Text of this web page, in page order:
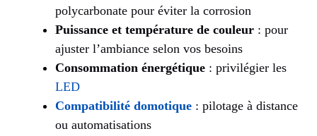
polycarbonate pour éviter la corrosion
Puissance et température de couleur : pour
ajuster l’ambiance selon vos besoins
Consommation énergétique : privilégier les
LED
Compatibilité domotique : pilotage à distance
ou automatisations